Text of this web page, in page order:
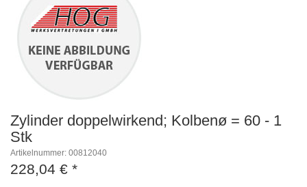
Zylinder doppelwirkend; Kolbenø = 60 - 1
Stk
Artikelnummer: 00812040
228,04 € *